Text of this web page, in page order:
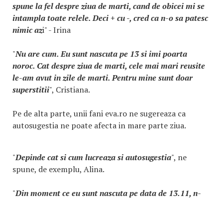
spune la fel despre ziua de marti, cand de obicei mi se
intampla toate relele. Deci + cu -, cred ca n-o sa patesc
nimic azi" - Irina
"Nu are cum. Eu sunt nascuta pe 13 si imi poarta
noroc. Cat despre ziua de marti, cele mai mari reusite
le-am avut in zile de marti. Pentru mine sunt doar
superstitii", Cristiana.
Pe de alta parte, unii fani eva.ro ne sugereaza ca
autosugestia ne poate afecta in mare parte ziua.
"Depinde cat si cum lucreaza si autosugestia", ne
spune, de exemplu, Alina.
"Din moment ce eu sunt nascuta pe data de 13.11, n-